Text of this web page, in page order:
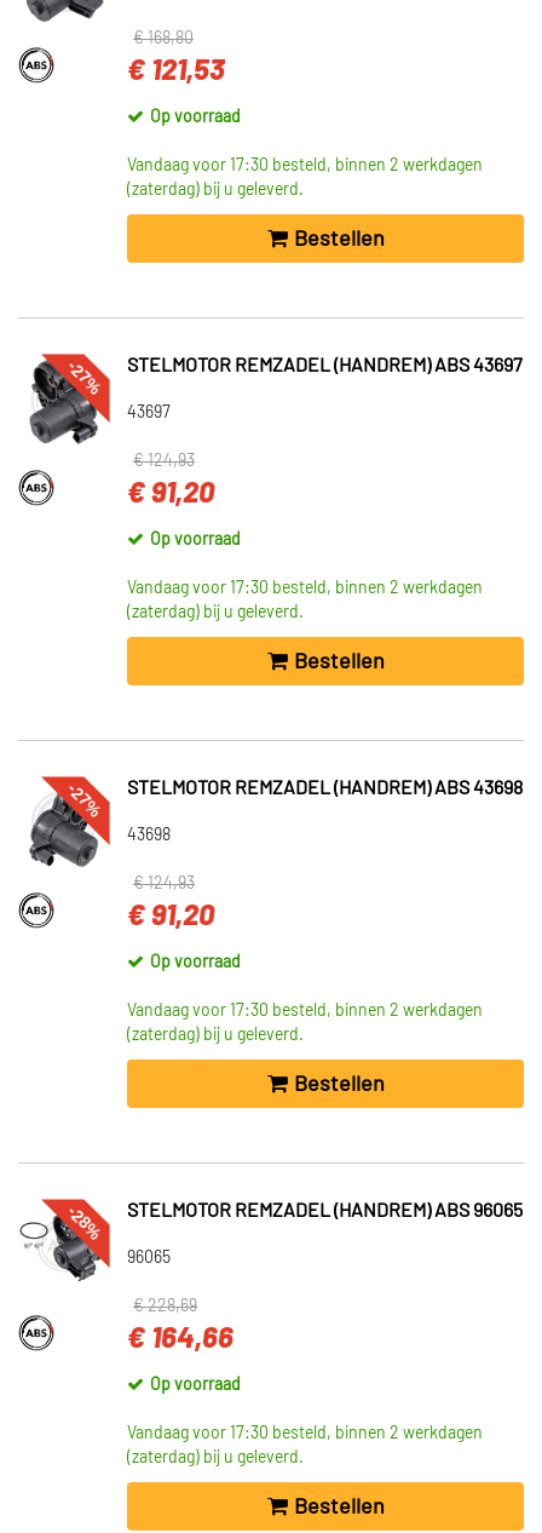
€ 168,80
€ 121,53
Op voorraad
Vandaag voor 17:30 besteld, binnen 2 werkdagen
(zaterdag) bij u geleverd.
Bestellen
-27% STELMOTOR REMZADEL (HANDREM) ABS 43697
43697
€ 124,93
€ 91,20
Op voorraad
Vandaag voor 17:30 besteld, binnen 2 werkdagen
(zaterdag) bij u geleverd.
Bestellen
-27% STELMOTOR REMZADEL (HANDREM) ABS 43698
43698
€ 124,93
€ 91,20
Op voorraad
Vandaag voor 17:30 besteld, binnen 2 werkdagen
(zaterdag) bij u geleverd.
Bestellen
-28% STELMOTOR REMZADEL (HANDREM) ABS 96065
96065
€ 228,69
€ 164,66
Op voorraad
Vandaag voor 17:30 besteld, binnen 2 werkdagen
(zaterdag) bij u geleverd.
Bestellen